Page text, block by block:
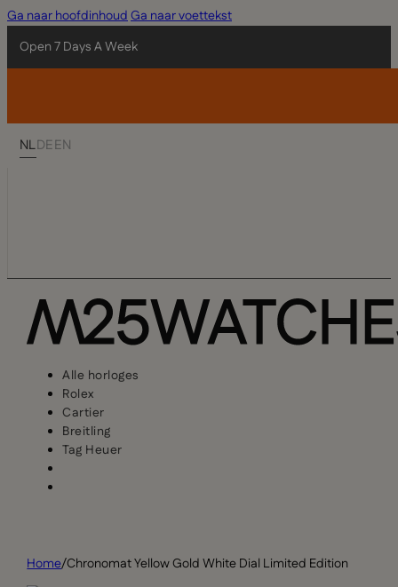
Ga naar hoofdinhoudGa naar voettekst
Open 7 Days A Week
NLDEEN
Alle horloges
Rolex
Cartier
Breitling
Tag Heuer
Home/Chronomat Yellow Gold White Dial Limited Edition